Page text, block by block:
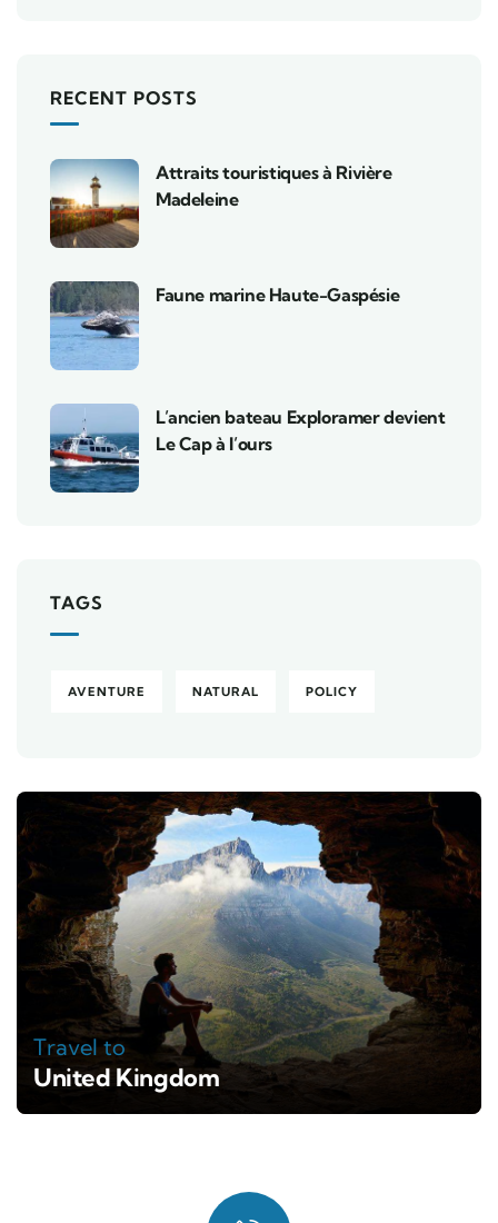
RECENT POSTS
Attraits touristiques à Rivière
Madeleine
Faune marine Haute-Gaspésie
L’ancien bateau Exploramer devient
Le Cap à l’ours
TAGS
AVENTURE NATURAL POLICY
Travel to
United Kingdom